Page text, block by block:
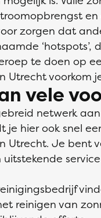
zorgen dat
‘hotspots’,
te doen op
Utrecht voorkom
vele
netwerk
je hier ook snel
Utrecht. Je bent
reinigen van